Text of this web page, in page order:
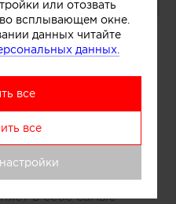
это не просто место
для
своего статуса и
комфорта без
создания такого
бытовая
в себе самые
или отозвать
всплывающем окне.
данных читайте
данных.
все
все